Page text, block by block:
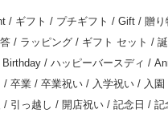
/ ギフト / プチギフト / Gift / 贈
/ ラッピング / ギフト セット /
/ ハッピーバースディ /
/ 卒業 / 卒業祝い / 入学祝い / 入
/ 引っ越し / 開店祝い / 記念日 /